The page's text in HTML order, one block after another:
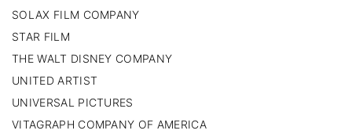
SOLAX FILM COMPANY
STAR FILM
THE WALT DISNEY COMPANY
UNITED ARTIST
UNIVERSAL PICTURES
VITAGRAPH COMPANY OF AMERICA